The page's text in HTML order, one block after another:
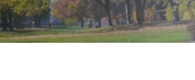
Your content goes here.
module Advanced settings.